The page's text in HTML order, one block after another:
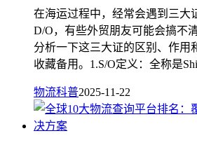
在海运过程中，经常会遇到三大
D/O，有些外贸朋友可能会搞不
分析一下这三大证的区别、作用
收藏备用。1.S/O定义：全称是
物流科普2025-11-22